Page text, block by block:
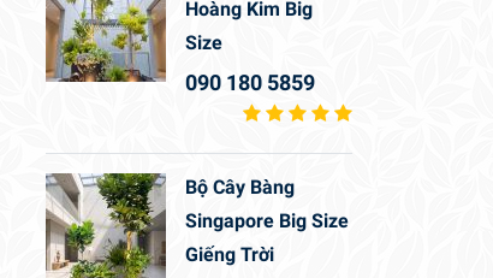
Hoàng Kim Big
Size
090 180 5859
Bộ Cây Bàng
Singapore Big Size
Giếng Trời